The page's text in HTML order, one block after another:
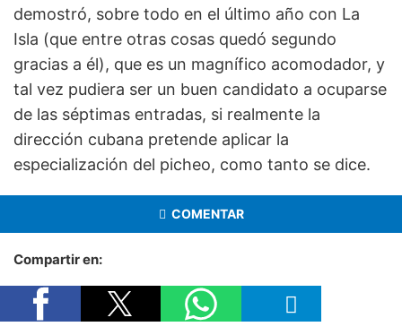
demostró, sobre todo en el último año con La
Isla (que entre otras cosas quedó segundo
gracias a él), que es un magnífico acomodador, y
tal vez pudiera ser un buen candidato a ocuparse
de las séptimas entradas, si realmente la
dirección cubana pretende aplicar la
especialización del picheo, como tanto se dice.
COMENTAR
Compartir en: